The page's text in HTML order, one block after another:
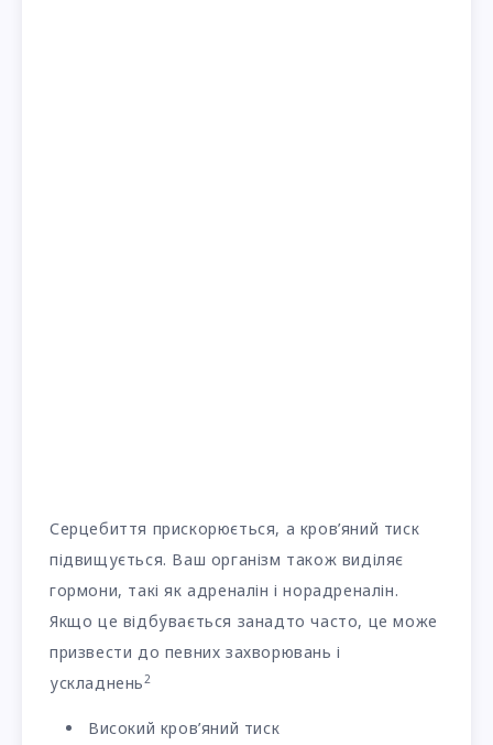
Серцебиття прискорюється, а кров’яний тиск
підвищується. Ваш організм також виділяє
гормони, такі як адреналін і норадреналін.
Якщо це відбувається занадто часто, це може
призвести до певних захворювань і
ускладнень2
Високий кров’яний тиск